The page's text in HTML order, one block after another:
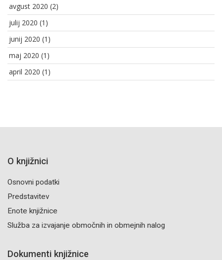
avgust 2020 (2)
julij 2020 (1)
junij 2020 (1)
maj 2020 (1)
april 2020 (1)
O knjižnici
Osnovni podatki
Predstavitev
Enote knjižnice
Služba za izvajanje območnih in obmejnih nalog
Dokumenti knjižnice